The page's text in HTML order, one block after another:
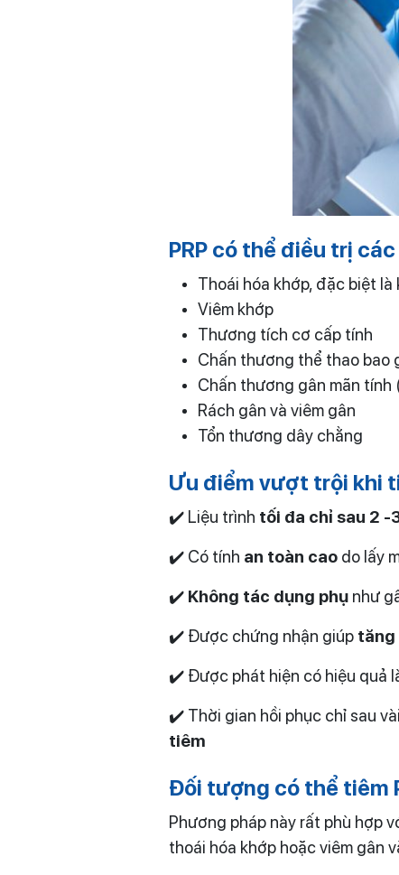
PRP có thể điều trị
Thoái hóa khớp, đặc biệt là
Viêm khớp
Thương tích cơ cấp tính
Chấn thương thể thao bao
Chấn thương gân mãn tính
Rách gân và viêm gân
Tổn thương dây chằng
Ưu điểm vượt trội khi
✔️ Liệu trình tối đa chỉ sau 2 -
✔️ Có tính an toàn cao do lấy
✔️ Không tác dụng phụ như
✔️ Được chứng nhận giúp tăng
✔️ Được phát hiện có hiệu quả
✔️ Thời gian hồi phục chỉ sau
tiêm
Đối tượng có thể tiêm
Phương pháp này rất phù hợp
thoái hóa khớp hoặc viêm gân